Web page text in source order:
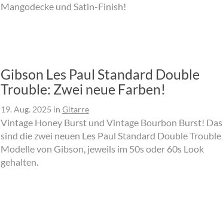
Mangodecke und Satin-Finish!
Gibson Les Paul Standard Double
Trouble: Zwei neue Farben!
19. Aug. 2025 in Gitarre
Vintage Honey Burst und Vintage Bourbon Burst! Das
sind die zwei neuen Les Paul Standard Double Trouble
Modelle von Gibson, jeweils im 50s oder 60s Look
gehalten.